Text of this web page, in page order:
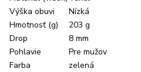
Výška obuvi
Nízká
Hmotnosť (g)
203 g
Drop
8 mm
Pohlavie
Pre mužov
Farba
zelená